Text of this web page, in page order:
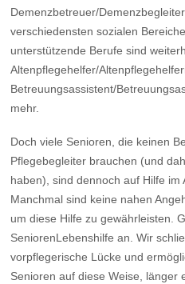
Demenzbetreuer/
verschiedensten sozialen
unterstützende Berufe sind
Altenpflegehelfer/
Betreuungsassistent/
mehr.
Doch viele Senioren, die keinen
Pflegebegleiter brauchen (und
haben), sind dennoch auf Hilfe im
Manchmal sind keine nahen
um diese Hilfe zu gewährleisten.
SeniorenLebenshilfe an. Wir
vorpflegerische Lücke und
Senioren auf diese Weise, länger